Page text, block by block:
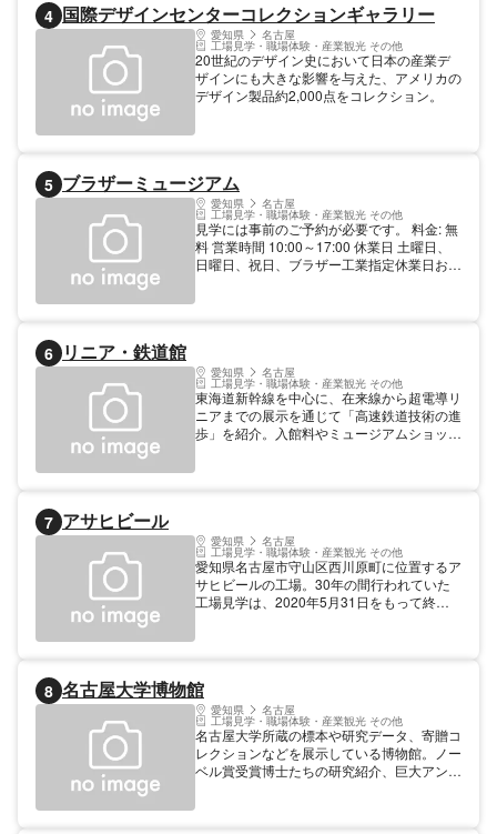
4 国際デザインセンターコレクションギャラリー
愛知県 名古屋
工場見学・職場体験・産業観光 その他
20世紀のデザイン史において日本の産業デ
ザインにも大きな影響を与えた、アメリカの
デザイン製品約2,000点をコレクション。
5 ブラザーミュージアム
愛知県 名古屋
工場見学・職場体験・産業観光 その他
見学には事前のご予約が必要です。 料金: 無
料 営業時間 10:00～17:00 休業日 土曜日、
日曜日、祝日、ブラザー工業指定休業日およ
版)も展示する。プロダクトゾーンでは、ブ
ラザーの新事業や新製品をご紹介しており、
最新のプリンティング技術も体験できる。
6 リニア・鉄道館
愛知県 名古屋
工場見学・職場体験・産業観光 その他
東海道新幹線を中心に、在来線から超電導リ
ニアまでの展示を通じて「高速鉄道技術の進
歩」を紹介。入館料やミュージアムショップ
30分前まで 休館日 (火) 祝日の場合は翌日 休
館日 12月28日～1月1日 管理者 JR東海 見学
内容 在来線や超電導リニア等車両展示
7 アサヒビール
愛知県 名古屋
工場見学・職場体験・産業観光 その他
愛知県名古屋市守山区西川原町に位置するア
サヒビールの工場。30年の間行われていた
工場見学は、2020年5月31日をもって終了
ール酵母を加えて、約1週間の発行と数十日
の成熟を行う巨大タンクがあり、このタンク
を見られるのはアサヒビール工場のなかでも
名古屋工場だけである。
8 名古屋大学博物館
愛知県 名古屋
工場見学・職場体験・産業観光 その他
名古屋大学所蔵の標本や研究データ、寄贈コ
レクションなどを展示している博物館。ノー
ベル賞受賞博士たちの研究紹介、巨大アンモ